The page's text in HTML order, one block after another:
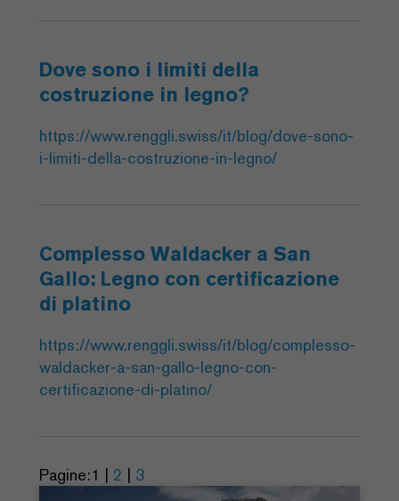
Dove sono i limiti della
costruzione in legno?
https://www.renggli.swiss/it/blog/dove-sono-
i-limiti-della-costruzione-in-legno/
Complesso Waldacker a San
Gallo: Legno con certificazione
di platino
https://www.renggli.swiss/it/blog/complesso-
waldacker-a-san-gallo-legno-con-
certificazione-di-platino/
Pagine:1 | 2 | 3